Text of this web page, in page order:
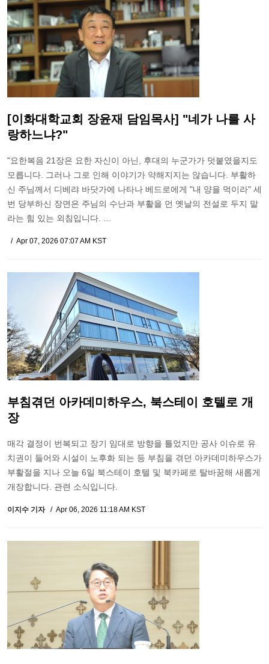
[이화대학교회 장윤재 담임목사] "네가 나를 사
랑하느냐?"
"요한복음 21장은 요한 자신이 아닌, 후대의 누군가가 덧붙였을지도
모릅니다. 그러나 그로 인해 이야기가 약해지지는 않습니다. 부활하
신 주님께서 디베랴 바닷가에 나타나 베드로에게 "내 양을 먹이라" 세
번 당부하신 장면은 주님의 수난과 부활을 먼 옛날의 전설로 두지 말
라는 힘 있는 외침입니다. …
Apr 07, 2026 07:07 AM KST
부침겪던 아카데미하우스, 북스테이 호텔로 개
장
매각 결정이 번복되고 장기 임대로 방향을 틀었지만 공사 이슈로 유
치권이 들어와 시설이 노후화 되는 등 부침을 겪던 아카데미하우스가
부활절을 지나 오늘 6일 북스테이 호텔 및 북카페로 탈바꿈해 새롭게
개장합니다. 관련 소식입니다.
이지수 기자 Apr 06, 2026 11:18 AM KST